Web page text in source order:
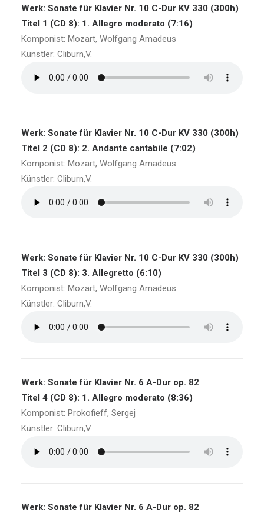
Werk: Sonate für Klavier Nr. 10 C-Dur KV 330 (300h)
Titel 1 (CD 8): 1. Allegro moderato (7:16)
Komponist: Mozart, Wolfgang Amadeus
Künstler: Cliburn,V.
Werk: Sonate für Klavier Nr. 10 C-Dur KV 330 (300h)
Titel 2 (CD 8): 2. Andante cantabile (7:02)
Komponist: Mozart, Wolfgang Amadeus
Künstler: Cliburn,V.
Werk: Sonate für Klavier Nr. 10 C-Dur KV 330 (300h)
Titel 3 (CD 8): 3. Allegretto (6:10)
Komponist: Mozart, Wolfgang Amadeus
Künstler: Cliburn,V.
Werk: Sonate für Klavier Nr. 6 A-Dur op. 82
Titel 4 (CD 8): 1. Allegro moderato (8:36)
Komponist: Prokofieff, Sergej
Künstler: Cliburn,V.
Werk: Sonate für Klavier Nr. 6 A-Dur op. 82